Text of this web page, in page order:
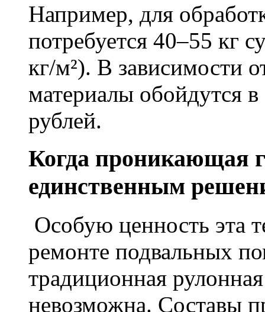
Например, для
потребуется 40–55 кг
кг/м²). В зависимости
материалы обойдутся
рублей.
Когда проникающая
единственным
Особую ценность эта
ремонте подвальных
традиционная
невозможна. Составы